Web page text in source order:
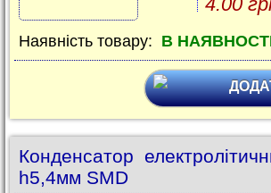
Наявність товару: В
Конденсатор
h5,4мм SMD